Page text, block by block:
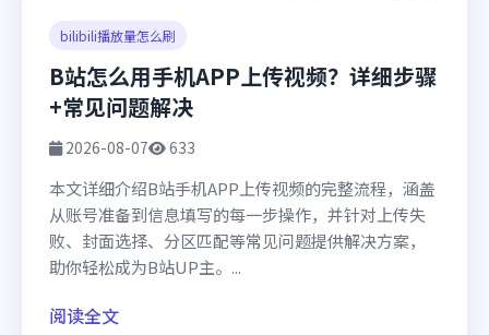
bilibili播放量怎么刷
B站怎么用手机APP上传视频？详细步骤
+常见问题解决
2026-08-07 633
本文详细介绍B站手机APP上传视频的完整流程，涵盖
从账号准备到信息填写的每一步操作，并针对上传失
败、封面选择、分区匹配等常见问题提供解决方案，
助你轻松成为B站UP主。...
阅读全文